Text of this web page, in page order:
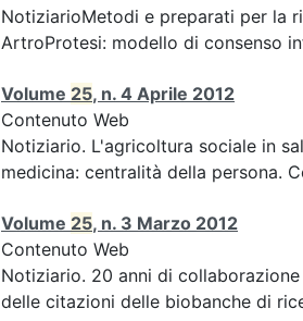
NotiziarioMetodi e preparati per la
ArtroProtesi: modello di consenso
Volume 25, n. 4 Aprile 2012
Contenuto Web
Notiziario. L'agricoltura sociale in
medicina: centralità della persona.
Volume 25, n. 3 Marzo 2012
Contenuto Web
Notiziario. 20 anni di
delle citazioni delle biobanche di